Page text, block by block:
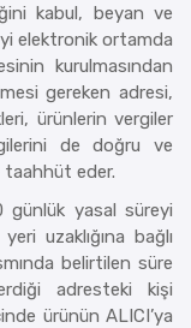
kabul, beyan ve
elektronik ortamda
kurulmasından
gereken adresi,
ürünlerin vergiler
de doğru ve
taahhüt eder.
yasal süreyi
uzaklığına bağlı
belirtilen süre
adresteki kişi
ürünün ALICI’ya